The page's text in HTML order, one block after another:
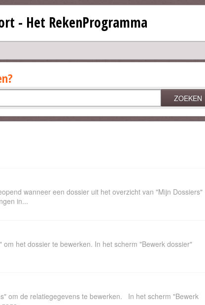
- Het RekenProgramma
ZOEKEN
wanneer een dossier uit het overzicht van "Mijn Dossiers"
in...
om het dossier te bewerken. In het scherm "Bewerk dossier"
om de relatiegegevens te bewerken. In het scherm "Bewerk